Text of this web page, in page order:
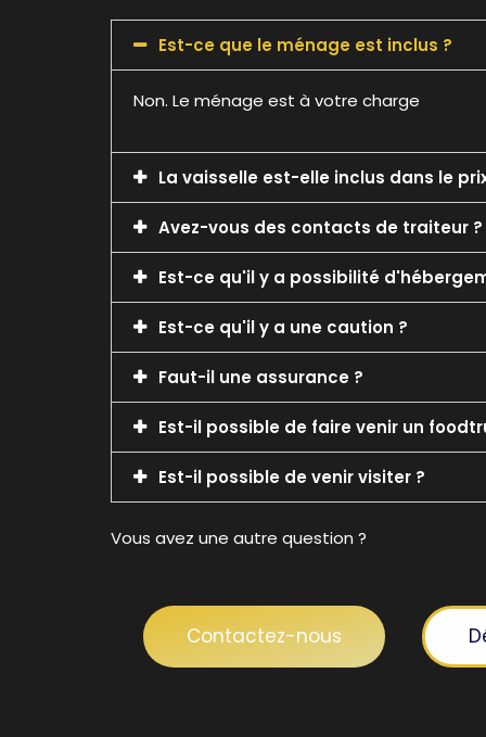
Est-ce que le ménage est inclus ?
Non. Le ménage est à votre charge
La vaisselle est-elle inclus dans le
Avez-vous des contacts de traiteur ?
Est-ce qu'il y a possibilité
Est-ce qu'il y a une caution ?
Faut-il une assurance ?
Est-il possible de faire venir un
Est-il possible de venir visiter ?
Vous avez une autre question ?
Contactez-nous